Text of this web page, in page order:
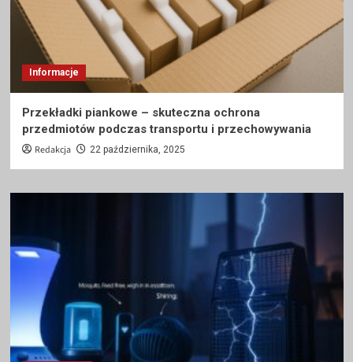
Informacje
Przekładki piankowe – skuteczna ochrona
przedmiotów podczas transportu i przechowywania
Redakcja 22 października, 2025